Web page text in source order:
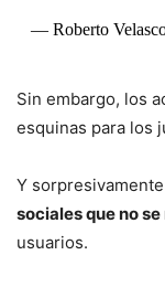
— Roberto
Sin embargo, los
esquinas para los
Y sorpresivamente
sociales que no
usuarios.